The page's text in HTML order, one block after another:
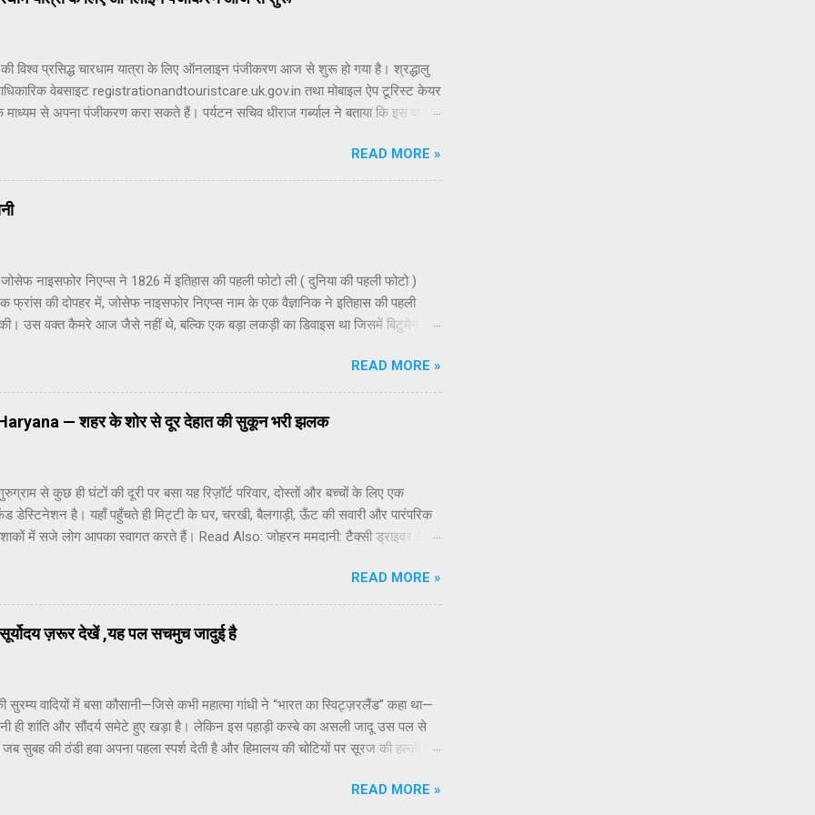
विश्व प्रसिद्ध चारधाम यात्रा के लिए ऑनलाइन पंजीकरण आज से शुरू हो गया है। श्रद्धालु
वेबसाइट registrationandtouristcare.uk.gov.in तथा मोबाइल ऐप टूरिस्ट केयर
से अपना पंजीकरण करा सकते हैं। पर्यटन सचिव धीराज गर्ब्याल ने बताया कि इस वर्ष
केदारनाथ धाम के कपाट 22 अप्रैल को और बदरीनाथ धाम के कपाट 23 अप्रैल को
यात्रा में शामिल होने वाले सभी श्रद्धालुओं के लिए पंजीकरण अनिवार्य किया गया है।
को सरल बनाने के लिए भारतीय श्रद्धालु आधार कार्ड के माध्यम से जबकि विदेशी
लिए ई-मेल आईडी के जरिए पंजीकरण की सुविधा उपलब्ध कराई गई है। जो श्रद्धालु ऑनलाइन
विशेष पंजीकरण काउंटर स्थापित किए जाएंगे। प्रशा...
READ MORE »
नाइसफोर निएप्स ने 1826 में इतिहास की पहली फोटो ली ( दुनिया की पहली फोटो )
फ्रांस की दोपहर में, जोसेफ नाइसफोर निएप्स नाम के एक वैज्ञानिक ने इतिहास की पहली
उस वक्त कैमरे आज जैसे नहीं थे, बल्कि एक बड़ा लकड़ी का डिवाइस था जिसमें बिटुमेन
मदद से कैद किया। इस प्रक्रिया में सूरज की रोशनी लगभग 8 घंटे तक लगी रही। धीरे-धीरे
परछाई प्लेट पर उभरने लगी, जो दुनिया की पहली तस्वीर बनी। इसे “View from the
Le Gras” कहा जाता है। जोसेफ निएप्स को उस वक्त शायद पता नहीं था कि उनके इस छोटे
दुनिया की यादें कैद करने का रास्ता खुल जाएगा। इस तस्वीर ने फोटोग्राफी की नींव रखी, जो
READ MORE »
Haryana — शहर के शोर से दूर देहात की सुकून भरी झलक
से कुछ ही घंटों की दूरी पर बसा यह रिज़ॉर्ट परिवार, दोस्तों और बच्चों के लिए एक
डेस्टिनेशन है। यहाँ पहुँचते ही मिट्टी के घर, चरखी, बैलगाड़ी, ऊँट की सवारी और पारंपरिक
में सजे लोग आपका स्वागत करते हैं। Read Also: जोहरन ममदानी: टैक्सी ड्राइवर के
है। गाँव की चौपाल जैसी जगहों पर लोकनृत्य, रस्साकशी, पिट्ठू, कबड्डी और अन्य देसी खेलों का
सकता है। बच्चे मिट्टी के खिलौने बनाना, बायोगैस प्लांट देखना या बागवानी करना सीखते हैं
जीवन से एक ताज़गी भरा बदलाव लाता है। यहाँ का देसी खाना इसकी सबसे बड़ी पहचान है —
मक्के की रोटी, दही, लस्सी, गुड़ और ताज़े देसी घी की महक हर किसी को गाँव के स्वाद
READ MORE »
सूर्योदय ज़रूर देखें ,यह पल सचमुच जादुई है
सुरम्य वादियों में बसा कौसानी—जिसे कभी महात्मा गांधी ने “भारत का स्विट्ज़रलैंड” कहा था—
ही शांति और सौंदर्य समेटे हुए खड़ा है। लेकिन इस पहाड़ी कस्बे का असली जादू उस पल से
सुबह की ठंडी हवा अपना पहला स्पर्श देती है और हिमालय की चोटियों पर सूरज की हल्की-सी
में पूरा बाँधा नहीं जा सकता। मगर उस पल की सुंदरता को करीब से महसूस करने का प्रयास
READ MORE »